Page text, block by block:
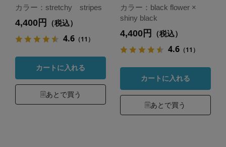
カラー：stretchy stripes
4,400円 （税込）
4.6（11）
カートに入れる
あとで買う
カラー：black flower ×
shiny black
4,400円 （税込）
4.6（11）
カートに入れる
あとで買う